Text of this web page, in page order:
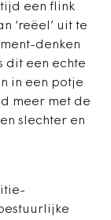
een flink
‘reëel’ uit te
denken
dit een echte
in een potje
meer met de
slechter en